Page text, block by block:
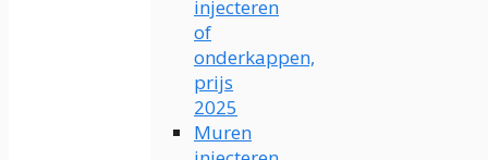
injecteren
of
onderkappen,
prijs
2025
Muren